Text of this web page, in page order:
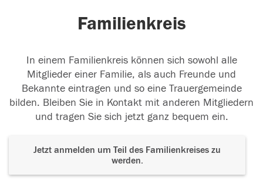
Familienkreis
In einem Familienkreis können sich sowohl alle
Mitglieder einer Familie, als auch Freunde und
Bekannte eintragen und so eine Trauergemeinde
bilden. Bleiben Sie in Kontakt mit anderen Mitgliedern
und tragen Sie sich jetzt ganz bequem ein.
Jetzt anmelden um Teil des Familienkreises zu
werden.